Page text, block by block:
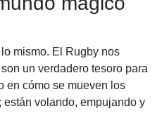
mismo. El Rugby nos
un verdadero tesoro para
en cómo se mueven los
volando, empujando y